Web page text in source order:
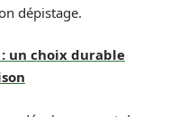
dépistage.
un choix durable